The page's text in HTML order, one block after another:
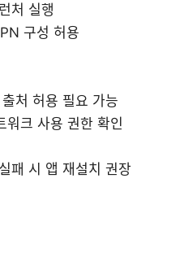
처 실행
구성 허용
처 허용 필요 가능
워크 사용 권한 확인
패 시 앱 재설치 권장